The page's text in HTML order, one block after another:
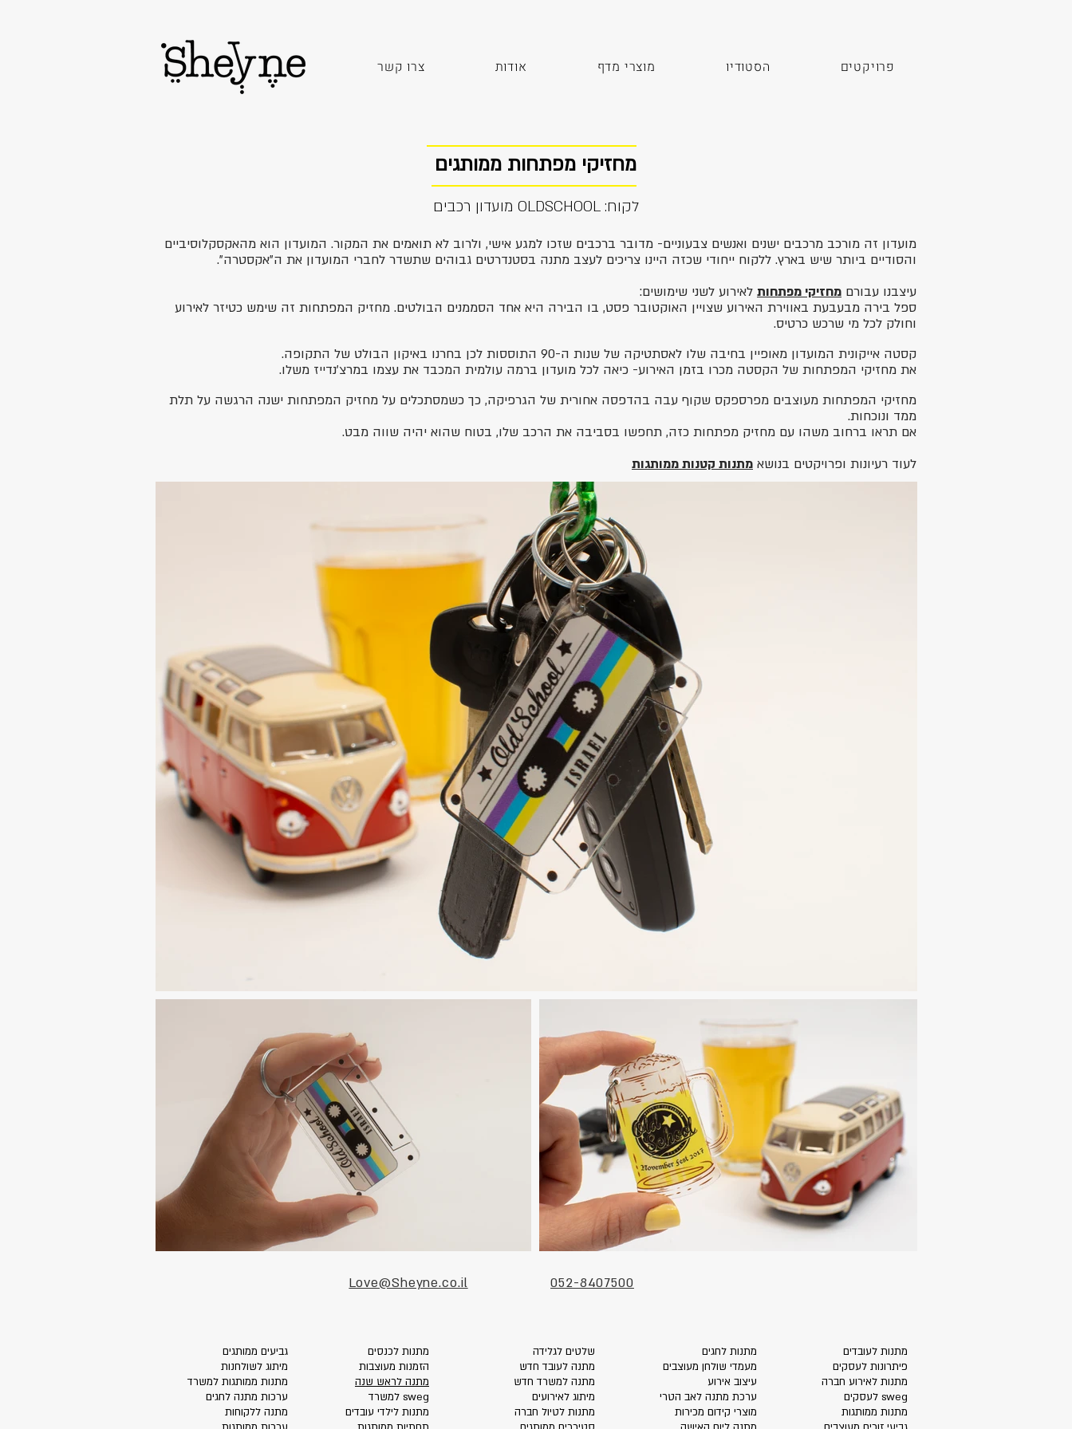
צרו קשר אודות מוצרי מדף הסטודיו פרויקטים
מחזיקי מפתחות ממותגים
לקוח: OLDSCHOOL מועדון רכבים
מועדון זה מורכב מרכבים ישנים ואנשים צבעוניים- מדובר ברכבים שזכו למגע אישי, ולרוב לא תואמים את המקור. המועדון הוא מהאקסקלוסיביים
והסודיים ביותר שיש בארץ. ללקוח ייחודי שכזה היינו צריכים לעצב מתנה בסטנדרטים גבוהים שתשדר לחברי המועדון את ה"אקסטרה".
עיצבנו עבורם מחזיקי מפתחות לאירוע לשני שימושים:
ספל בירה מבעבעת באווירת האירוע שצויין האוקטובר פסט, בו הבירה היא אחד הסממנים הבולטים. מחזיק המפתחות זה שימש כטיזר לאירוע
וחולק לכל מי שרכש כרטיס.
קסטה אייקונית המועדון מאופיין בחיבה שלו לאסתטיקה של שנות ה-90 התוססות לכן בחרנו באיקון הבולט של התקופה.
את מחזיקי המפתחות של הקסטה מכרו בזמן האירוע- כיאה לכל מועדון ברמה עולמית המכבד את עצמו במרצ'נדייז משלו.
מחזיקי המפתחות מעוצבים מפרספקס שקוף עבה בהדפסה אחורית של הגרפיקה, כך כשמסתכלים על מחזיק המפתחות ישנה הרגשה על תלת
ממד ונוכחות.
אם תראו ברחוב משהו עם מחזיק מפתחות כזה, תחפשו בסביבה את הרכב שלו, בטוח שהוא יהיה שווה מבט.
לעוד רעיונות ופרויקטים בנושא מתנות קטנות ממותגות
Love@Sheyne.co.il 052-8407500
גביעים ממותגים
מיתוג לשולחנות
מתנות ממותגות למשרד
ערכות מתנה לחגים
מתנה ללקוחות
מתנות לכנסים
הזמנות מעוצבות
מתנה לראש שנה
sweg למשרד
מתנות לילדי עובדים
שלטים לגלידה
מתנה לעובד חדש
מתנה למשרד חדש
מיתוג לאירועים
מתנות לטיול חברה
מתנות לחגים
מעמדי שולחן מעוצבים
עיצוב אירוע
ערכת מתנה לאב הטרי
מוצרי קידום מכירות
מתנות לעובדים
פיתרונות לעסקים
מתנות לאירוע חברה
sweg לעסקים
מתנות ממותגות